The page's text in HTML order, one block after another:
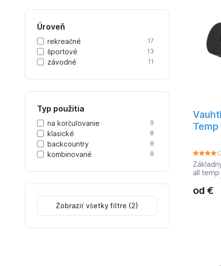
Úroveň
rekreačné 17
športové 13
závodné 11
Typ použitia
na korčuľovanie 9
klasické 8
backcountry 8
kombinované 8
Zobraziť všetky filtre (2)
all
voskov
všetky
pre
od €